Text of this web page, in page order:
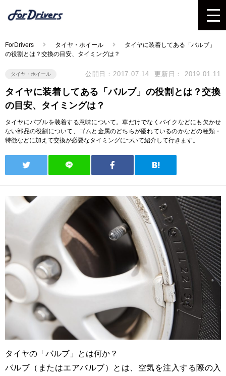
ForDrivers タイヤ・ホイール
タイヤに装着してある「バルブ」
の役割とは？交換の目安、タイミングは？
タイヤ・ホイール 公開日：2017.07.14 更新日： 2019.01.11
タイヤに装着してある「バルブ」の役割とは？交換
の目安、タイミングは？
タイヤにバブルを装着する意味について。車だけでなくバイクなどにも欠かせ
ない部品の役割について、ゴムと金属のどちらが優れているのかなどの種類・
特徴などに加えて交換が必要なタイミングについて紹介して行きます。
タイヤの「バルブ」とは何か？
バルブ（またはエアバルブ）とは、空気を注入する際の入